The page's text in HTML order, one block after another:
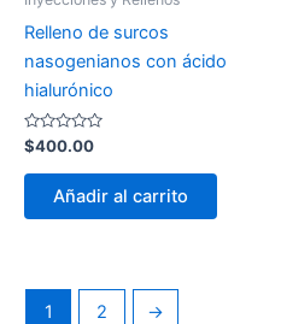
Relleno de surcos
nasogenianos con ácido
hialurónico
Valorado
con
0
$400.00
Añadir al carrito
1 2 →